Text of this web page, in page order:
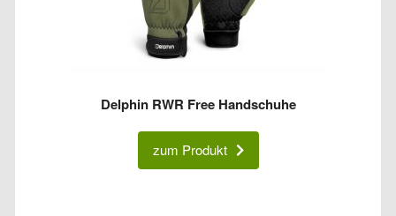
Delphin RWR Free Handschuhe
zum Produkt